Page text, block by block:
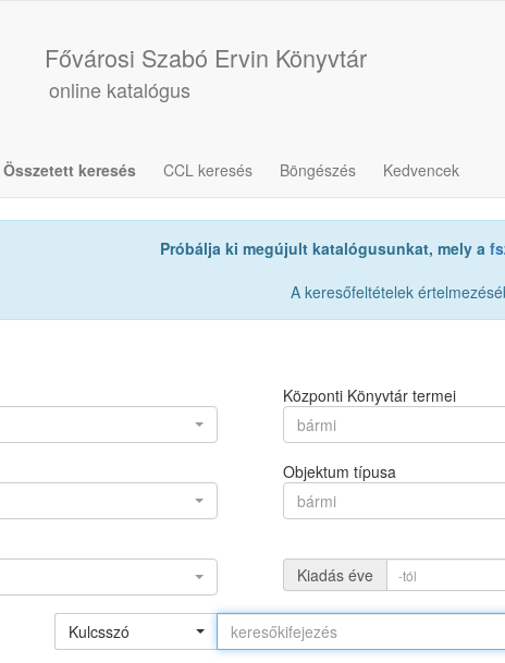
Fővárosi Szabó Ervin Könyvtár
online katalógus
Összetett keresés CCL keresés Böngészés Kedvencek
Próbálja ki megújult katalógusunkat, mely a
A keresőfeltételek
Központi Könyvtár termei
bármi
Objektum típusa
bármi
Kiadás éve
Kulcsszó